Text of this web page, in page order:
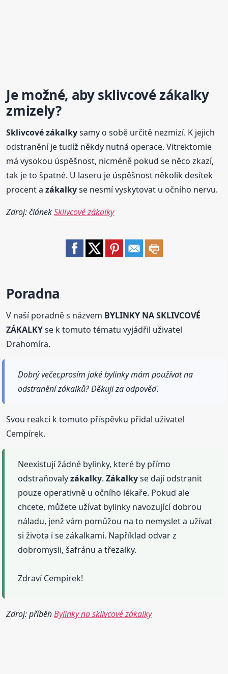
Je možné, abysklivcovézákalky
zmizely?
Sklivcové zákalkysamy o sobě určitě nezmizí. K jejich
odstranění je tudíž někdy nutná operace. Vitrektomie
má vysokou úspěšnost, nicméně pokud se něco zkazí,
tak je to špatné. U laseru je úspěšnost několik desítek
procent azákalkyse nesmí vyskytovat u očního nervu.
Zdroj: článekSklivcové zákalky
Poradna
V naší poradně s názvem BYLINKY NA SKLIVCOVÉ
ZÁKALKYse k tomuto tématu vyjádřil uživatel
Drahomíra.
Dobrý večer,prosím jaké bylinky mám používat na
odstranění zákalků? Děkuji za odpověď.
Svou reakci k tomuto příspěvku přidal uživatel
Cempírek.
Neexistují žádné bylinky, které by přímo
odstraňovalyzákalky.Zákalkyse dají odstranit
pouze operativně u očního lékaře. Pokud ale
chcete, můžete užívat bylinky navozující dobrou
náladu, jenž vám pomůžou na to nemyslet a užívat
si života i se zákalkami. Například odvar z
dobromysli, šafránu a třezalky.
Zdraví Cempírek!
Zdroj: příběhBylinky na sklivcové zákalky